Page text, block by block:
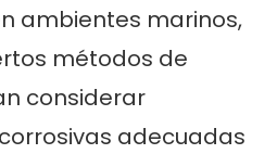
ambientes marinos,
métodos de
considerar
adecuadas